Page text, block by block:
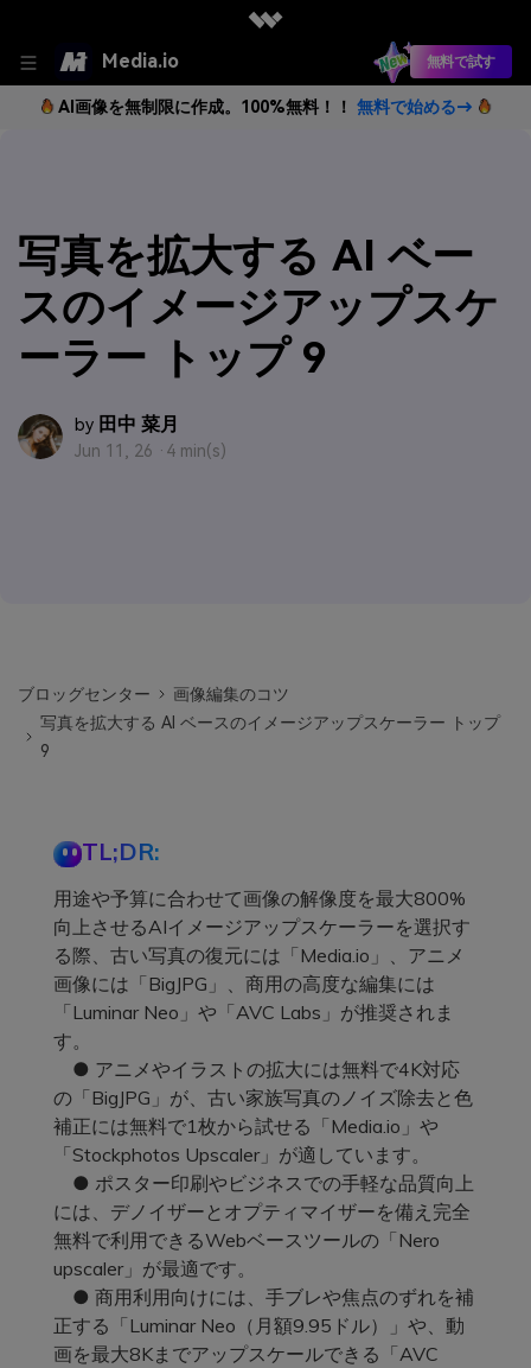
Media.io 無料で試す
AI画像を無制限に作成。100%無料！！ 無料で始める→
写真を拡大する AI ベー
スのイメージアップスケ
ーラー トップ 9
by 田中 菜月
Jun 11, 26 · 4 min(s)
ブロッグセンター
画像編集のコツ
写真を拡大する AI ベースのイメージアップスケーラー トップ
9
TL;DR:
用途や予算に合わせて画像の解像度を最大800%
向上させるAIイメージアップスケーラーを選択す
る際、古い写真の復元には「Media.io」、アニメ
画像には「BigJPG」、商用の高度な編集には
「Luminar Neo」や「AVC Labs」が推奨されま
す。
● アニメやイラストの拡大には無料で4K対応
の「BigJPG」が、古い家族写真のノイズ除去と色
補正には無料で1枚から試せる「Media.io」や
「Stockphotos Upscaler」が適しています。
● ポスター印刷やビジネスでの手軽な品質向上
には、デノイザーとオプティマイザーを備え完全
無料で利用できるWebベースツールの「Nero
upscaler」が最適です。
● 商用利用向けには、手ブレや焦点のずれを補
正する「Luminar Neo（月額9.95ドル）」や、動
画を最大8Kまでアップスケールできる「AVC